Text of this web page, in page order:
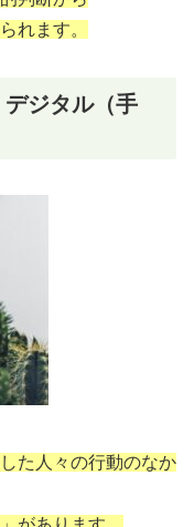
れます。
ジタル（手
た人々の行動のなか